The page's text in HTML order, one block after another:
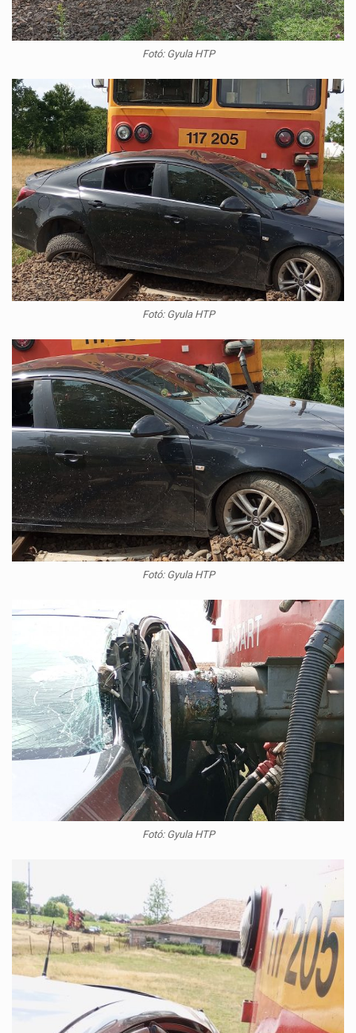
Fotó: Gyula HTP
Fotó: Gyula HTP
Fotó: Gyula HTP
Fotó: Gyula HTP